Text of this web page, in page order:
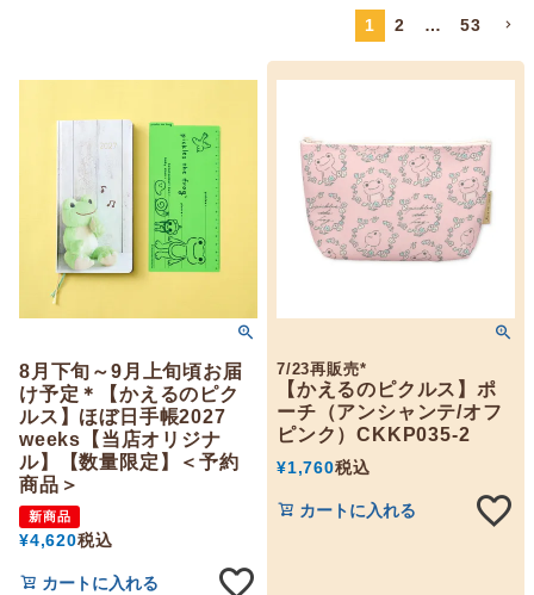
1 2 … 53
8月下旬～9月上旬頃お届
け予定＊【かえるのピク
ルス】ほぼ日手帳2027
weeks【当店オリジナ
ル】【数量限定】＜予約
商品＞
新商品
¥4,620税込
カートに入れる
7/23再販売*
【かえるのピクルス】ポ
ーチ（アンシャンテ/オフ
ピンク）CKKP035-2
¥1,760税込
カートに入れる